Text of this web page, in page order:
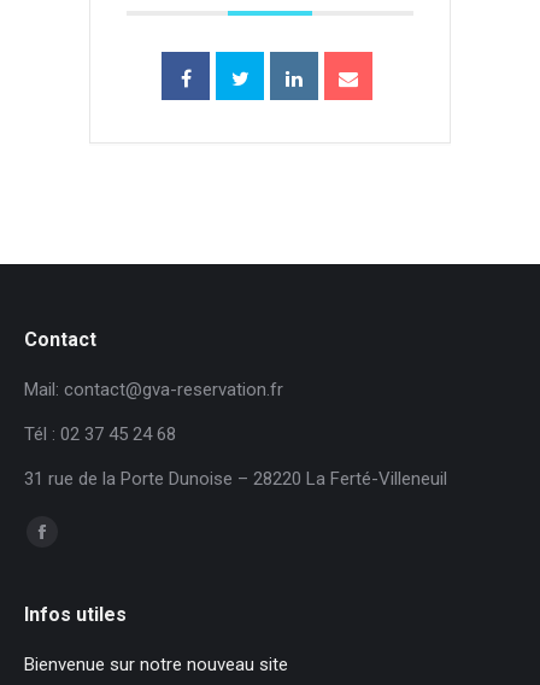
Contact
Mail: contact@gva-reservation.fr
Tél : 02 37 45 24 68
31 rue de la Porte Dunoise – 28220 La Ferté-Villeneuil
Trouvez nous sur :
opens
new
Infos utiles
Bienvenue sur notre nouveau site